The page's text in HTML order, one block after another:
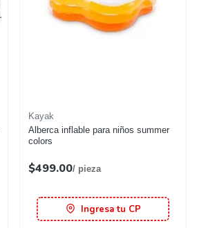
Kayak
Alberca inflable para niños summer
colors
$499.00/ pieza
Ingresa tu CP